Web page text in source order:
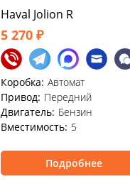
Haval Jolion R
5 270 ₽
Коробка: Автомат
Привод: Передний
Двигатель: Бензин
Вместимость: 5
Подробнее